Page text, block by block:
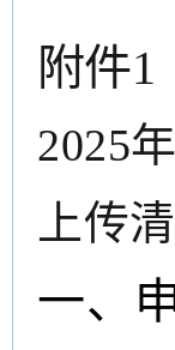
附件1
2025
上传
一、